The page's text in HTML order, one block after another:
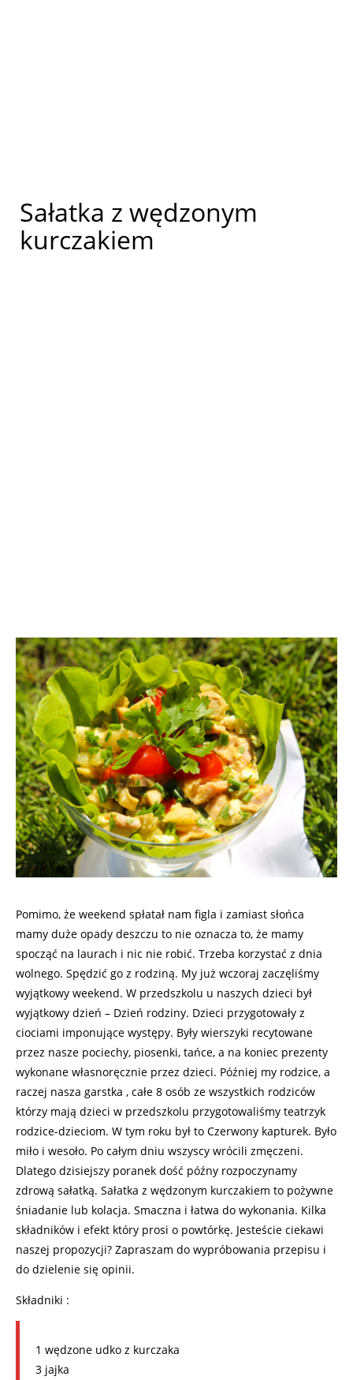
Sałatka z wędzonym
kurczakiem
Pomimo, że weekend spłatał nam figla i zamiast słońca
mamy duże opady deszczu to nie oznacza to, że mamy
spocząć na laurach i nic nie robić. Trzeba korzystać z dnia
wolnego. Spędzić go z rodziną. My już wczoraj zaczęliśmy
wyjątkowy weekend. W przedszkolu u naszych dzieci był
wyjątkowy dzień – Dzień rodziny. Dzieci przygotowały z
ciociami imponujące występy. Były wierszyki recytowane
przez nasze pociechy, piosenki, tańce, a na koniec prezenty
wykonane własnoręcznie przez dzieci. Później my rodzice, a
raczej nasza garstka , całe 8 osób ze wszystkich rodziców
którzy mają dzieci w przedszkolu przygotowaliśmy teatrzyk
rodzice-dzieciom. W tym roku był to Czerwony kapturek. Było
miło i wesoło. Po całym dniu wszyscy wrócili zmęczeni.
Dlatego dzisiejszy poranek dość późny rozpoczynamy
zdrową sałatką. Sałatka z wędzonym kurczakiem to pożywne
śniadanie lub kolacja. Smaczna i łatwa do wykonania. Kilka
składników i efekt który prosi o powtórkę. Jesteście ciekawi
naszej propozycji? Zapraszam do wypróbowania przepisu i
do dzielenie się opinii.
Składniki :
1 wędzone udko z kurczaka
3 jajka